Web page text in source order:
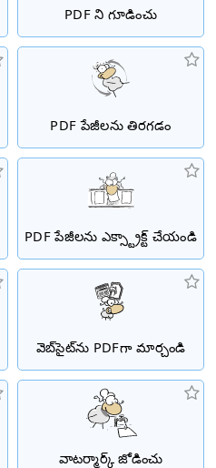
PDF ని గూడించు
PDF పేజీలను తిరగడం
PDF పేజీలను ఎక్స్ట్రాక్ట్ చేయండి
వెబ్‌సైట్‌ను PDFగా మార్చండి
వాటర్మార్క్ జోడించు